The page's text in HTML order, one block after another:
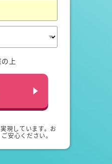
上
現しています。お
安心ください。